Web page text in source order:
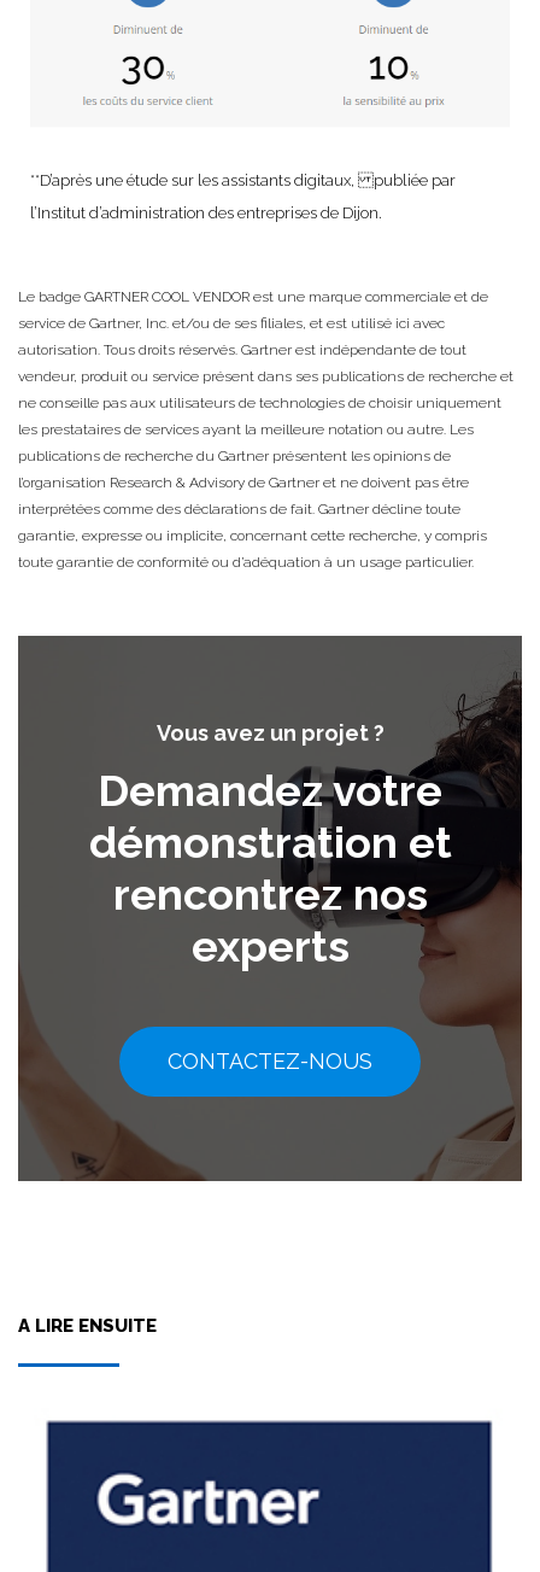
**D’après une étude sur les assistants digitaux, publiée par
l’Institut d’administration des entreprises de Dijon.
Le badge GARTNER COOL VENDOR est une marque commerciale et de
service de Gartner, Inc. et/ou de ses filiales, et est utilisé ici avec
autorisation. Tous droits réservés. Gartner est indépendante de tout
vendeur, produit ou service présent dans ses publications de recherche et
ne conseille pas aux utilisateurs de technologies de choisir uniquement
les prestataires de services ayant la meilleure notation ou autre. Les
publications de recherche du Gartner présentent les opinions de
l’organisation Research & Advisory de Gartner et ne doivent pas être
interprétées comme des déclarations de fait. Gartner décline toute
garantie, expresse ou implicite, concernant cette recherche, y compris
toute garantie de conformité ou d’adéquation à un usage particulier.
Vous avez un projet ?
Demandez votre
démonstration et
rencontrez nos
experts
CONTACTEZ-NOUS
A LIRE ENSUITE